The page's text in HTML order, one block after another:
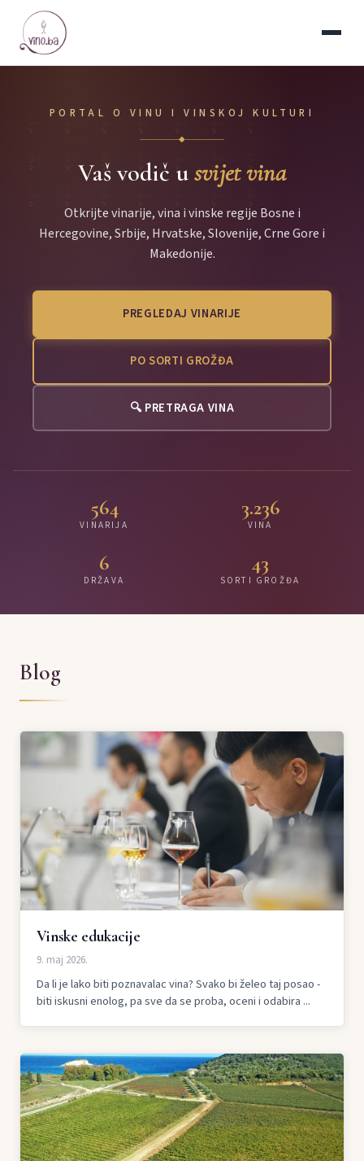
PORTAL O VINU I VINSKOJ KULTURI
◆
Vaš vodič usvijet vina
Otkrijte vinarije, vina i vinske regije Bosne i
Hercegovine, Srbije, Hrvatske, Slovenije, Crne Gore i
Makedonije.
PREGLEDAJ VINARIJE
PO SORTI GROŽĐA
🔍 PRETRAGA VINA
564
VINARIJA
3.236
VINA
6
DRŽAVA
43
SORTI GROŽĐA
Blog
Vinske edukacije
9. maj 2026.
Da li je lako biti poznavalac vina? Svako bi želeo taj posao -
biti iskusni enolog, pa sve da se proba, oceni i odabira ...